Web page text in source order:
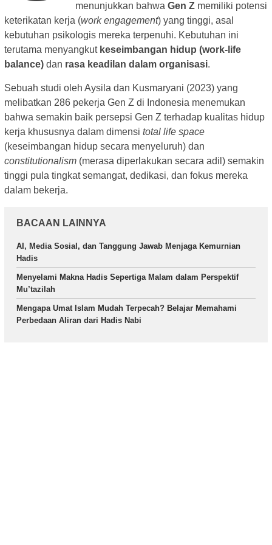
menunjukkan bahwaGen Z memiliki potensi
keterikatan kerja (work engagement) yang tinggi, asal
kebutuhan psikologis mereka terpenuhi. Kebutuhan ini
terutama menyangkut keseimbangan hidup (work-life
balance) dan rasa keadilan dalam organisasi.
Sebuah studi oleh Aysila dan Kusmaryani (2023) yang
melibatkan 286 pekerja Gen Z di Indonesia menemukan
bahwa semakin baik persepsi Gen Z terhadap kualitas hidup
kerja khususnya dalam dimensi total life space
(keseimbangan hidup secara menyeluruh) dan
constitutionalism (merasa diperlakukan secara adil) semakin
tinggi pula tingkat semangat, dedikasi, dan fokus mereka
dalam bekerja.
BACAAN LAINNYA
AI, Media Sosial, dan Tanggung Jawab Menjaga Kemurnian
Hadis
Menyelami Makna Hadis Sepertiga Malam dalam Perspektif
Mu’tazilah
Mengapa Umat Islam Mudah Terpecah? Belajar Memahami
Perbedaan Aliran dari Hadis Nabi